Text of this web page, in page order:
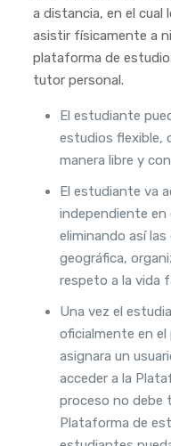
a distancia, en el
asistir físicamente a
plataforma de
tutor personal.
El estudiante
estudios flexible,
manera libre y
El estudiante va
independiente en
eliminando así
geográfica,
respeto a la vida
Una vez el
oficialmente en el
asignara un
acceder a la
proceso no debe
Plataforma de